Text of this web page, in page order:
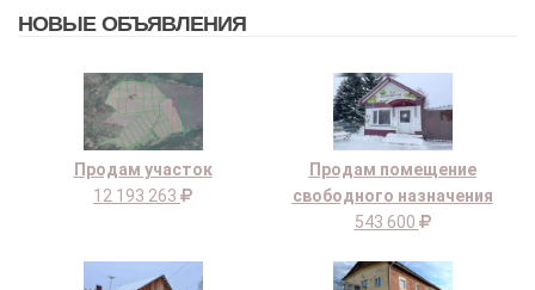
НОВЫЕ ОБЪЯВЛЕНИЯ
Продам участок
12 193 263
Продам помещение
свободного назначения
543 600